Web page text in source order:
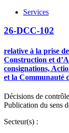
Services
26-DCC-102
relative à la prise
Construction et
consignations,
et la Communauté
Décisions de
Publication du sens
Secteur(s) :